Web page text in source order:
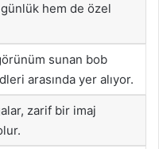
hem de özel
sunan bob
arasında yer alıyor.
zarif bir imaj